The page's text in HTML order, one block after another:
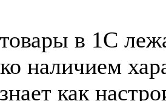
в 1С
наличием
как